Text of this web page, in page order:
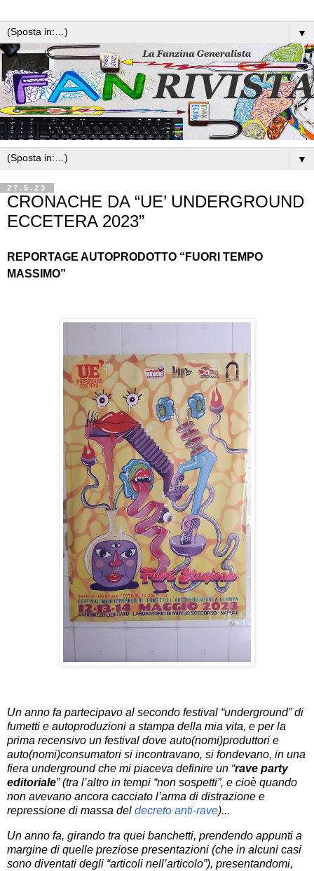
▼
▼
27.5.23
CRONACHE DA “UE’ UNDERGROUND
ECCETERA 2023”
REPORTAGE AUTOPRODOTTO “FUORI TEMPO
MASSIMO”
Un anno fa partecipavo al secondo festival “underground” di
fumetti e autoproduzioni a stampa della mia vita, e per la
prima recensivo un festival dove auto(nomi)produttori e
auto(nomi)consumatori si incontravano, si fondevano, in una
fiera underground che mi piaceva definire un “rave party
editoriale” (tra l’altro in tempi “non sospetti”, e cioè quando
non avevano ancora cacciato l’arma di distrazione e
repressione di massa del decreto anti-rave)...
Un anno fa, girando tra quei banchetti, prendendo appunti a
margine di quelle preziose presentazioni (che in alcuni casi
sono diventati degli “articoli nell’articolo”), presentandomi,